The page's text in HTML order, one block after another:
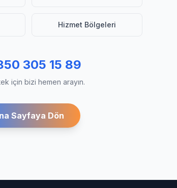
Hizmet Bölgeleri
305 15 89
için bizi hemen arayın.
Sayfaya Dön